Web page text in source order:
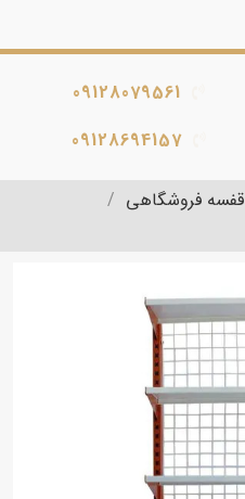
09128079561
09128694157
قفسه فروشگاهی